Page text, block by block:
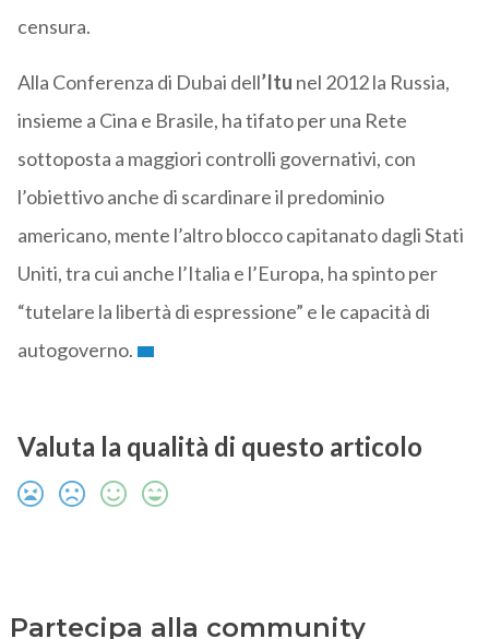
censura.
Alla Conferenza di Dubai dell’Itu nel 2012 la Russia,
insieme a Cina e Brasile, ha tifato per una Rete
sottoposta a maggiori controlli governativi, con
l’obiettivo anche di scardinare il predominio
americano, mente l’altro blocco capitanato dagli Stati
Uniti, tra cui anche l’Italia e l’Europa, ha spinto per
“tutelare la libertà di espressione” e le capacità di
autogoverno.
Valuta la qualità di questo articolo
Partecipa alla community